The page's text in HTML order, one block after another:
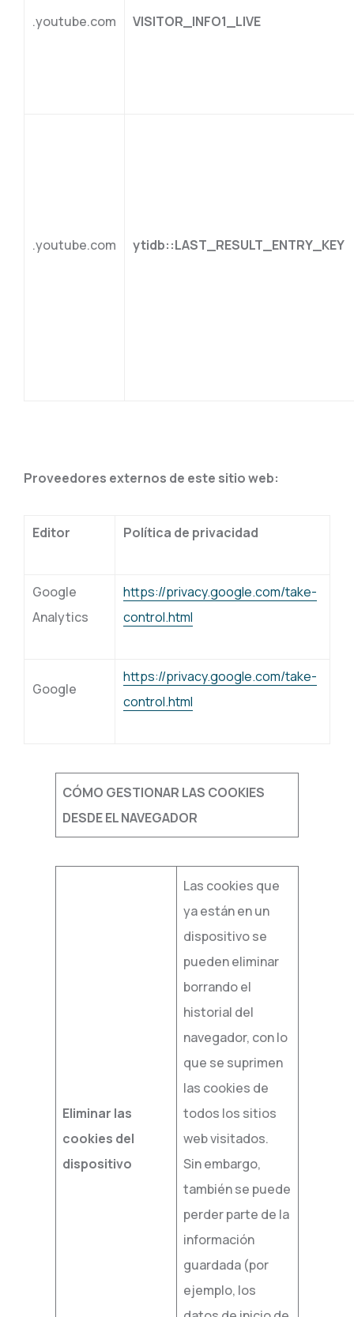
.youtube.com VISITOR_INFO1_LIVE
.youtube.com
Proveedores externos de este sitio web:
Editor Política de privacidad
Google
Analytics
https://privacy.google.com/take-
control.html
Google
https://privacy.google.com/take-
control.html
CÓMO GESTIONAR LAS COOKIES
DESDE EL NAVEGADOR
Eliminar las
cookies del
dispositivo
Las cookies que
ya están en un
dispositivo se
pueden eliminar
borrando el
historial del
navegador, con lo
que se suprimen
las cookies de
todos los sitios
web visitados.
Sin embargo,
también se puede
perder parte de la
información
guardada (por
ejemplo, los